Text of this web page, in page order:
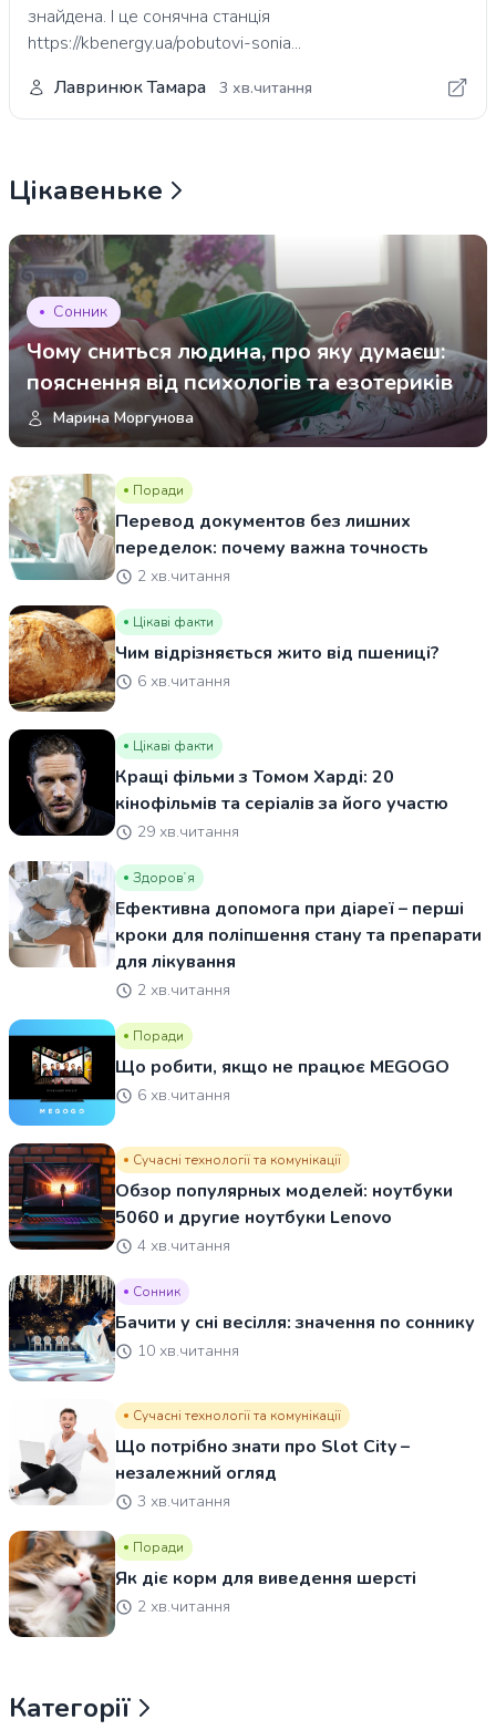
знайдена. І це сонячна станція
https://kbenergy.ua/pobutovi-sonia...
Лавринюк Тамара
3 хв.читання
Цікавеньке
Сонник
Чому сниться людина, про яку думаєш:
пояснення від психологів та езотериків
Марина Моргунова
Поради
Перевод документов без лишних
переделок: почему важна точность
2 хв.читання
Цікаві факти
Чим відрізняється жито від пшениці?
6 хв.читання
Цікаві факти
Кращі фільми з Томом Харді: 20
кінофільмів та серіалів за його участю
29 хв.читання
Здоровʼя
Ефективна допомога при діареї – перші
кроки для поліпшення стану та препарати
для лікування
2 хв.читання
Поради
Що робити, якщо не працює MEGOGO
6 хв.читання
Сучасні технології та комунікації
Обзор популярных моделей: ноутбуки
5060 и другие ноутбуки Lenovo
4 хв.читання
Сонник
Бачити у сні весілля: значення по соннику
10 хв.читання
Сучасні технології та комунікації
Що потрібно знати про Slot City –
незалежний огляд
3 хв.читання
Поради
Як діє корм для виведення шерсті
2 хв.читання
Категорії